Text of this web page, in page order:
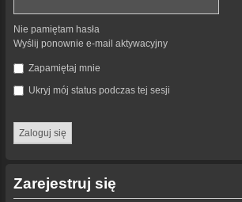
Nie pamiętam hasła
Wyślij ponownie e-mail aktywacyjny
Zapamiętaj mnie
Ukryj mój status podczas tej sesji
Zarejestruj się